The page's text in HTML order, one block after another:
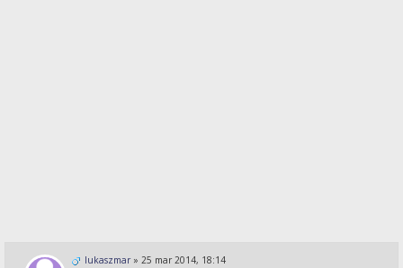
lukaszmar» 25 mar 2014, 18:14